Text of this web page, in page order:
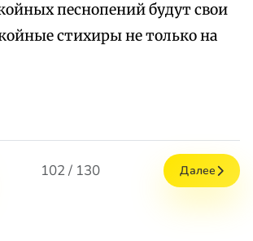
песнопений будут свои
стихиры не только на
102 / 130 Далее